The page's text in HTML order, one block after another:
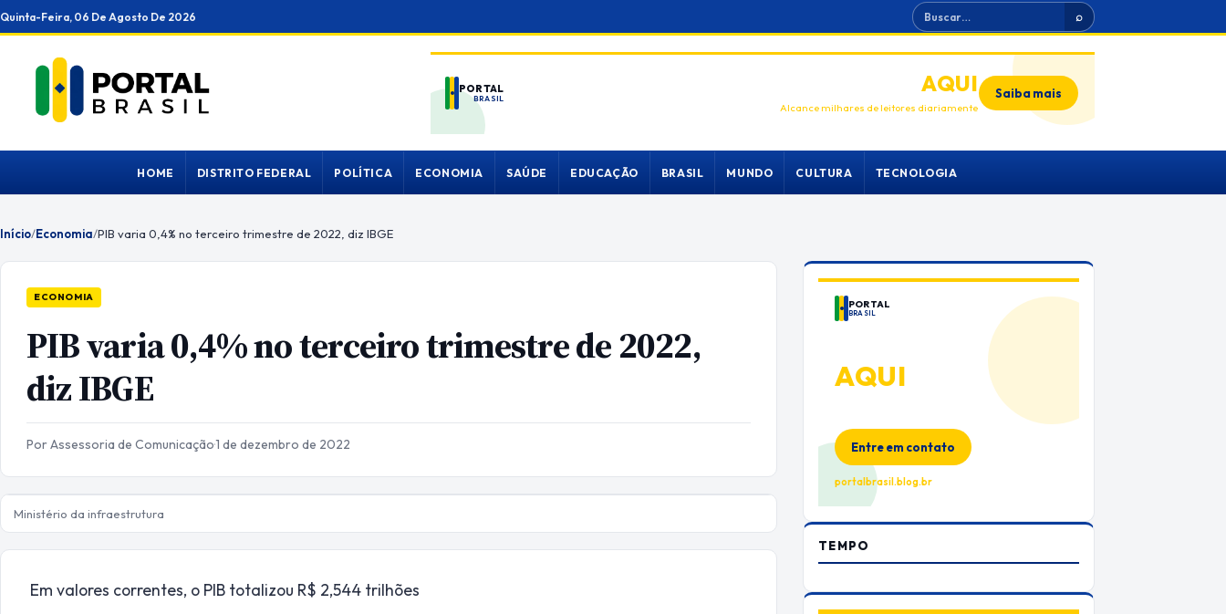
Ir
para
conteúdo
Quinta-Feira, 06 De Agosto De 2026 Buscar ⌕
PORTAL
BRASIL
ANUNCIEAQUI
Alcance milhares de leitores diariamente
Saiba mais
HOME DISTRITO FEDERAL POLÍTICA ECONOMIA SAÚDE EDUCAÇÃO BRASIL MUNDO CULTURA TECNOLOGIA
Início/Economia/PIB varia 0,4% no terceiro trimestre de 2022, diz IBGE
ECONOMIA
PIB varia 0,4% no terceiro trimestre de 2022,
diz IBGE
Por Assessoria de Comunicação·1 de dezembro de 2022
Ministério da infraestrutura
Em valores correntes, o PIB totalizou R$ 2,544 trilhões
PORTAL
BRASIL
AQUI
Espaço premium para sua marca
Entre em contato
portalbrasil.blog.br
TEMPO